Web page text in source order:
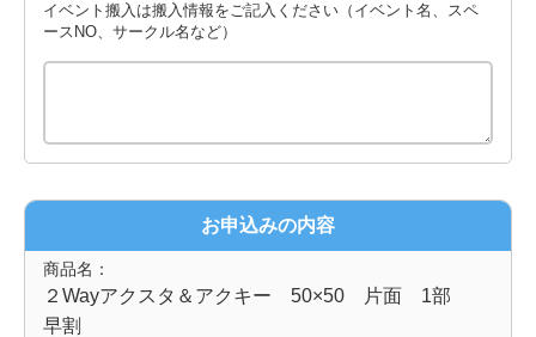
イベント搬入は搬入情報をご記入ください（イベント名、スペ
ースNO、サークル名など）
お申込みの内容
商品名：
２Wayアクスタ＆アクキー 50×50 片面 1部
早割